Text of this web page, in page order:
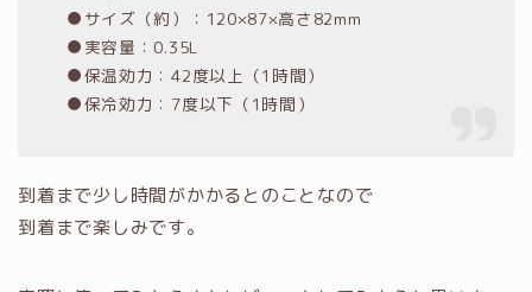
●サイズ（約）：120×87×高さ82mm
●実容量：0.35L
●保温効力：42度以上（1時間）
●保冷効力：7度以下（1時間）
到着まで少し時間がかかるとのことなので
到着まで楽しみです。